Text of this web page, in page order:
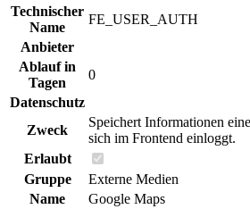
Technischer
Name
FE_USER_AUTH
Anbieter
Ablauf in
Tagen
0
Datenschutz
Zweck
Speichert Informationen
sich im Frontend einloggt.
Erlaubt
Gruppe
Externe Medien
Name
Google Maps